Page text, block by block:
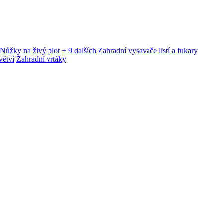
Nůžky na živý plot + 9 dalších Zahradní vysavače listí a fukary
Zahradní vrtáky